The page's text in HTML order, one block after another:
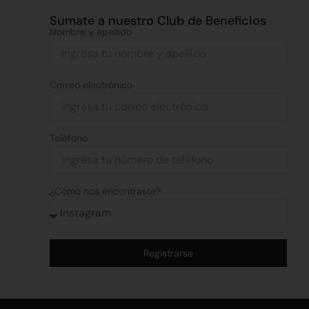
Sumate a nuestro Club de Beneficios
Nombre y apellido
Correo electrónico
Teléfono
¿Cómo nos encontraste?
Registrarse